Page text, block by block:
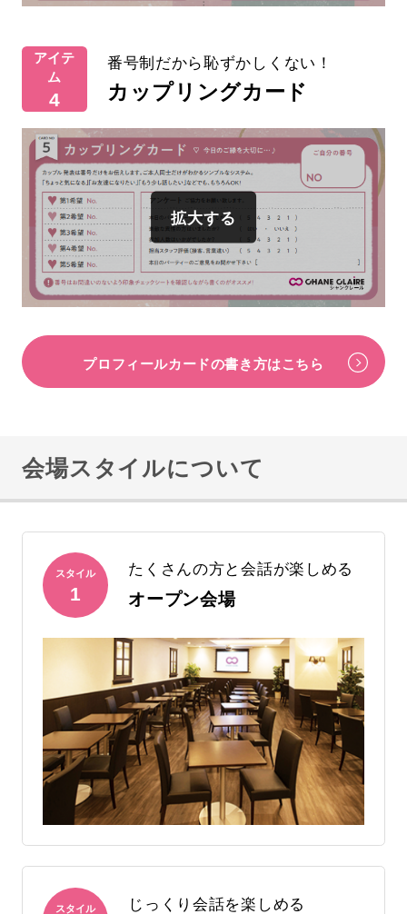
アイテ
ム
4
番号制だから恥ずかしくない！
カップリングカード
プロフィールカードの書き方はこちら
会場スタイルについて
スタイル
1
たくさんの方と会話が楽しめる
オープン会場
スタイル じっくり会話を楽しめる